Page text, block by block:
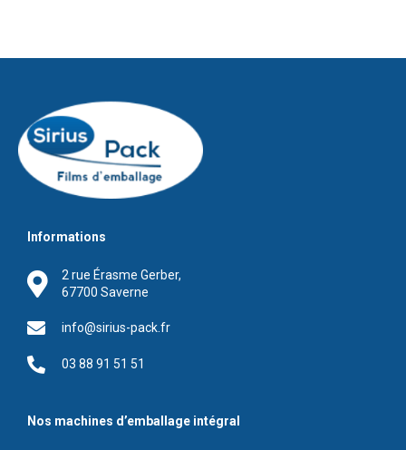
Informations
2 rue Érasme Gerber,
67700 Saverne
info@sirius-pack.fr
03 88 91 51 51
Nos machines d’emballage intégral